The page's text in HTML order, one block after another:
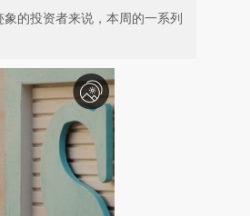
的投资者来说，本周的一系列